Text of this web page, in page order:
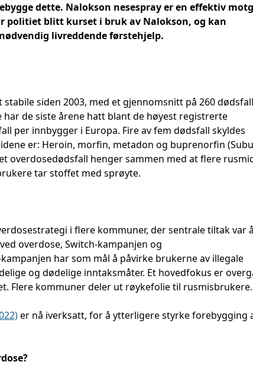
dette. Nalokson nesespray er en effektiv
politiet blitt kurset i bruk av Nalokson, og kan
livreddende førstehjelp.
siden 2003, med et gjennomsnitt på 260 dødsfall
de siste årene hatt blant de høyest registrerte
per innbygger i Europa. Fire av fem dødsfall skyldes
er: Heroin, morfin, metadon og buprenorfin
overdosedødsfall henger sammen med at flere
tar stoffet med sprøyte.
i flere kommuner, der sentrale tiltak var
overdose, Switch-kampanjen og
har som mål å påvirke brukerne av illegale
og dødelige inntaksmåter. Et hovedfokus er
Flere kommuner deler ut røykefolie til rusmisbrukere.
er nå iverksatt, for å ytterligere styrke forebygging